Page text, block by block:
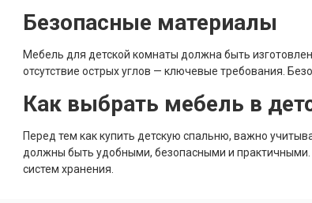
Безопасные материалы
Мебель для детской комнаты должна быть
отсутствие острых углов — ключевые требования.
Как выбрать мебель в
Перед тем как купить детскую спальню, важно
должны быть удобными, безопасными и практичными.
систем хранения.